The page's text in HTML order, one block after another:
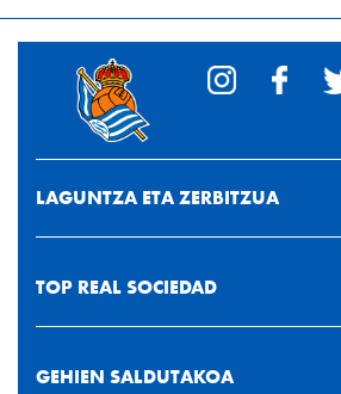
LAGUNTZA ETA ZERBITZUA
TOP REAL SOCIEDAD
GEHIEN SALDUTAKOA